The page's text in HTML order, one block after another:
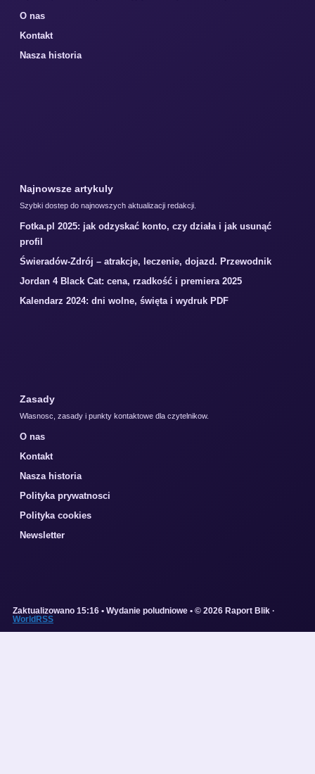
O nas
Kontakt
Nasza historia
Najnowsze artykuly
Szybki dostep do najnowszych aktualizacji redakcji.
Fotka.pl 2025: jak odzyskać konto, czy działa i jak usunąć
profil
Świeradów-Zdrój – atrakcje, leczenie, dojazd. Przewodnik
Jordan 4 Black Cat: cena, rzadkość i premiera 2025
Kalendarz 2024: dni wolne, święta i wydruk PDF
Zasady
Wlasnosc, zasady i punkty kontaktowe dla czytelnikow.
O nas
Kontakt
Nasza historia
Polityka prywatnosci
Polityka cookies
Newsletter
Zaktualizowano 15:16 • Wydanie poludniowe • © 2026 Raport Blik ·
WorldRSS